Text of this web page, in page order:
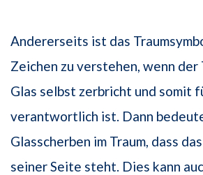
Andererseits ist das
Zeichen zu verstehen, wenn der
Glas selbst zerbricht und somit
verantwortlich ist. Dann
Glasscherben im Traum, dass
seiner Seite steht. Dies kann